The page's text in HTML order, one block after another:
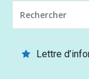
POUR
: